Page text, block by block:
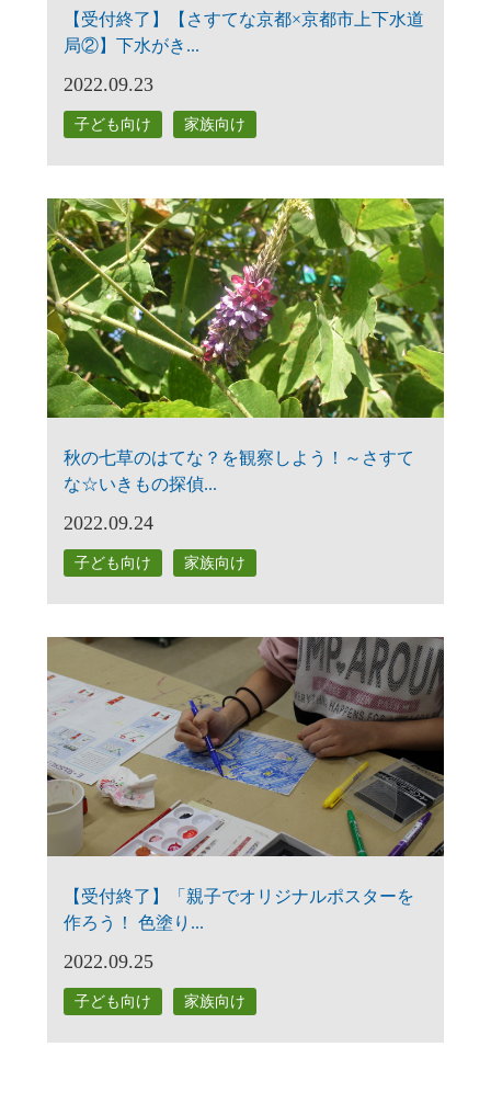
【受付終了】【さすてな京都×京都市上下水道
局②】下水がき...
2022.09.23
子ども向け 家族向け
秋の七草のはてな？を観察しよう！～さすて
な☆いきもの探偵...
2022.09.24
子ども向け 家族向け
【受付終了】「親子でオリジナルポスターを
作ろう！ 色塗り...
2022.09.25
子ども向け 家族向け